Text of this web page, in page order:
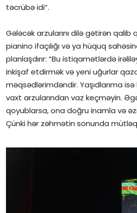
təcrübə idi”.
Gələcək arzularını dilə gətirən qalib
pianino ifaçılığı və ya hüquq
planlaşdırır: “Bu istiqamətlərdə
inkişaf etdirmək və yeni uğurlar
məqsədlərimdəndir. Yaşıdlarıma
vaxt arzularından vaz keçməyin.
qoyublarsa, ona doğru inamla və
Çünki hər zəhmətin sonunda